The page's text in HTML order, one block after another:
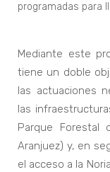
programadas para
Mediante este
tiene un doble
las actuaciones
las
Parque Forestal
Aranjuez) y, en
el acceso a la